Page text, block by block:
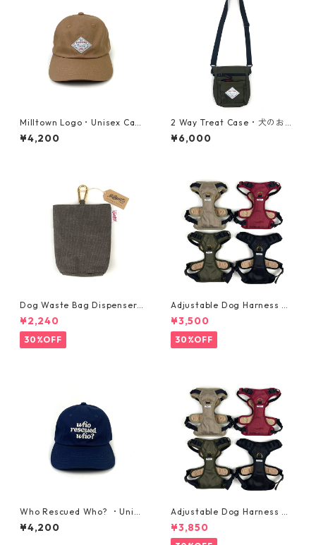
Milltown Logo・Unisex Ca
p・ナツメグブラウン
¥4,200
2 Way Treat Case・犬のおや
つケース + マナー袋ケース・
オリーブグリーン
¥6,000
Dog Waste Bag Dispenser
Combo・犬のマナー袋用ケー
ス + うんち入れ・グレー
¥2,240
30%OFF
Adjustable Dog Harness ・
中型犬用・ハーネス・サイズM
¥3,500
30%OFF
Who Rescued Who? ・Unise
x Cap・ネイビー
¥4,200
Adjustable Dog Harness ・
大型犬用・ハーネス・サイズL
¥3,850